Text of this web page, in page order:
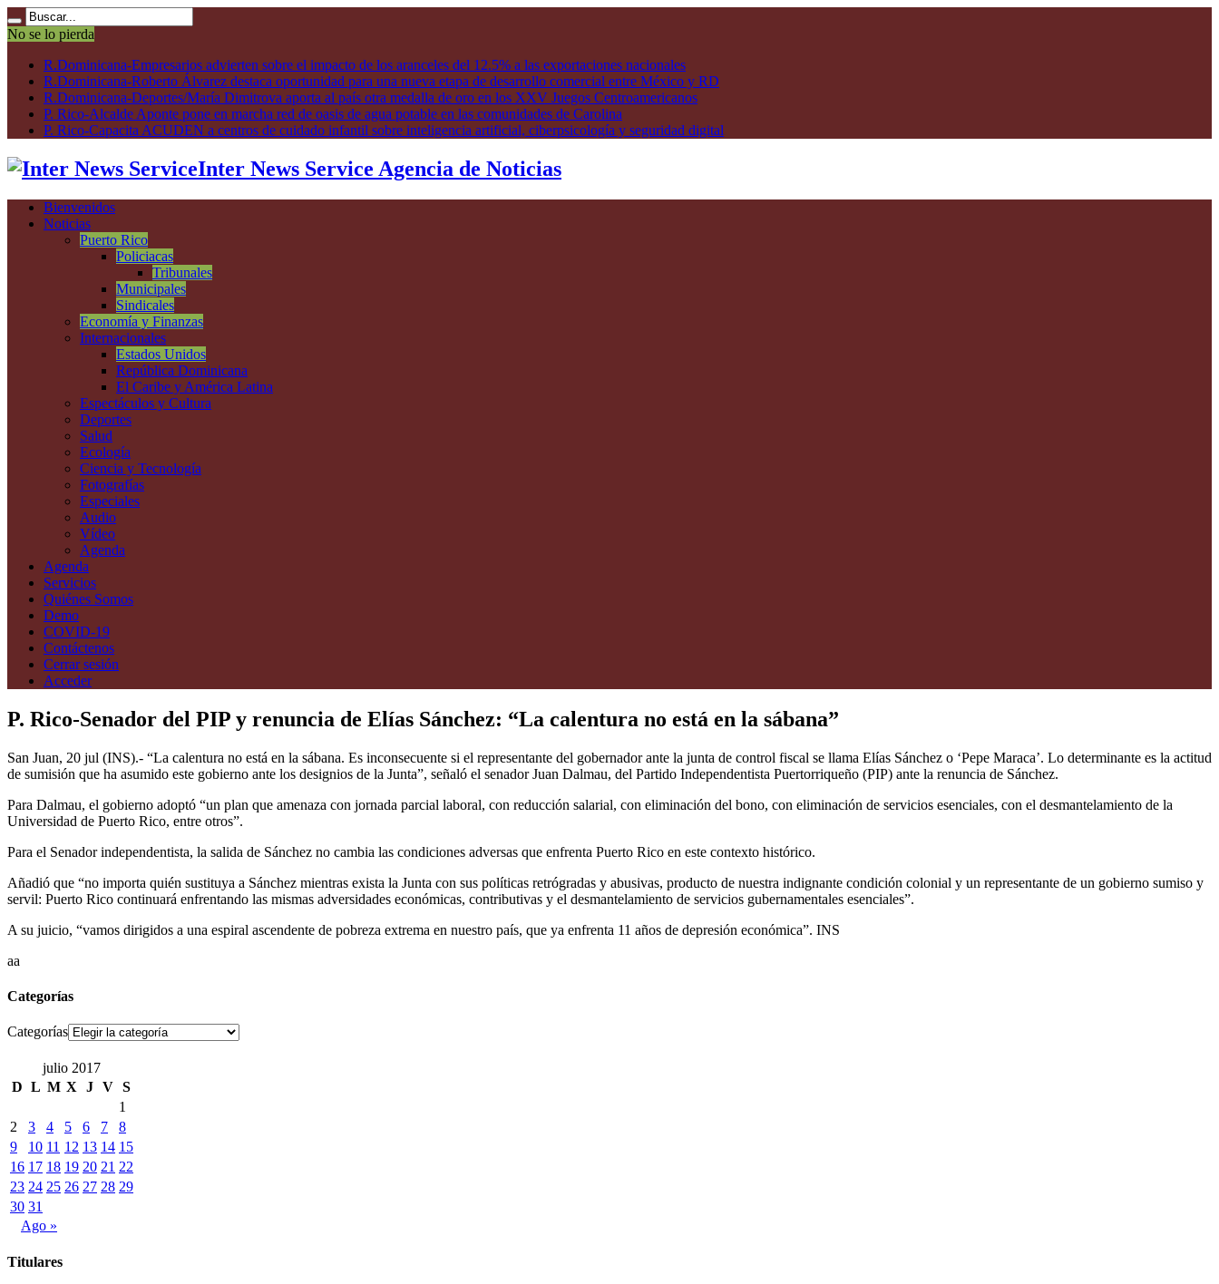
No se lo pierda
R.Dominicana-Empresarios advierten sobre el impacto de los aranceles del 12.5% a las exportaciones nacionales
R.Dominicana-Roberto Álvarez destaca oportunidad para una nueva etapa de desarrollo comercial entre México y RD
R.Dominicana-Deportes/María Dimitrova aporta al país otra medalla de oro en los XXV Juegos Centroamericanos
P. Rico-Alcalde Aponte pone en marcha red de oasis de agua potable en las comunidades de Carolina
P. Rico-Capacita ACUDEN a centros de cuidado infantil sobre inteligencia artificial, ciberpsicología y seguridad digital
Inter News Service Agencia de Noticias
Bienvenidos
Noticias
Puerto Rico
Policiacas
Tribunales
Municipales
Sindicales
Economía y Finanzas
Internacionales
Estados Unidos
República Dominicana
El Caribe y América Latina
Espectáculos y Cultura
Deportes
Salud
Ecología
Ciencia y Tecnología
Fotografías
Especiales
Audio
Vídeo
Agenda
Agenda
Servicios
Quiénes Somos
Demo
COVID-19
Contáctenos
Cerrar sesión
Acceder
P. Rico-Senador del PIP y renuncia de Elías Sánchez: “La calentura no está en la sábana”
San Juan, 20 jul (INS).- “La calentura no está en la sábana. Es inconsecuente si el representante del gobernador ante la junta de control fiscal se llama Elías Sánchez o ‘Pepe Maraca’. Lo determinante es la actitud
de sumisión que ha asumido este gobierno ante los designios de la Junta”, señaló el senador Juan Dalmau, del Partido Independentista Puertorriqueño (PIP) ante la renuncia de Sánchez.
Para Dalmau, el gobierno adoptó “un plan que amenaza con jornada parcial laboral, con reducción salarial, con eliminación del bono, con eliminación de servicios esenciales, con el desmantelamiento de la
Universidad de Puerto Rico, entre otros”.
Para el Senador independentista, la salida de Sánchez no cambia las condiciones adversas que enfrenta Puerto Rico en este contexto histórico.
Añadió que “no importa quién sustituya a Sánchez mientras exista la Junta con sus políticas retrógradas y abusivas, producto de nuestra indignante condición colonial y un representante de un gobierno sumiso y
servil: Puerto Rico continuará enfrentando las mismas adversidades económicas, contributivas y el desmantelamiento de servicios gubernamentales esenciales”.
A su juicio, “vamos dirigidos a una espiral ascendente de pobreza extrema en nuestro país, que ya enfrenta 11 años de depresión económica”. INS
aa
Categorías
Categorías
julio 2017
D L M X J V S
1
2
3 4 5 6 7
8
9
10 11 12 13 14 15
16 17 18 19 20 21 22
23 24 25 26 27 28 29
30 31
Ago »
Titulares